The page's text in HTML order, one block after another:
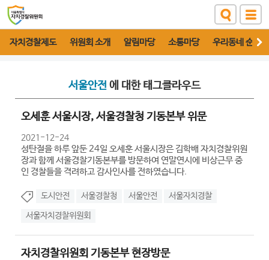
자치경찰제도 위원회 소개 알림마당 소통마당 우리동네 순찰대
서울안전 에 대한 태그클라우드
오세훈 서울시장, 서울경찰청 기동본부 위문
2021-12-24
성탄절을 하루 앞둔 24일 오세훈 서울시장은 김학배 자치경찰위원
장과 함께 서울경찰기동본부를 방문하여 연말연시에 비상근무 중
인 경찰들을 격려하고 감사인사를 전하였습니다.
도시안전 서울경찰청 서울안전 서울자치경찰
서울자치경찰위원회
자치경찰위원회 기동본부 현장방문